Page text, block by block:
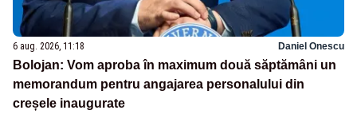
6 aug. 2026, 11:18 Daniel Onescu
Bolojan: Vom aproba în maximum două săptămâni un
memorandum pentru angajarea personalului din
creșele inaugurate